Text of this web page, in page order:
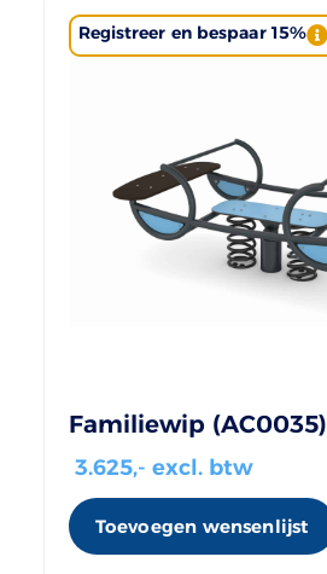
Registreer en bespaar 15%
Familiewip (AC0035)
3.625,- excl. btw
Toevoegen wensenlijst